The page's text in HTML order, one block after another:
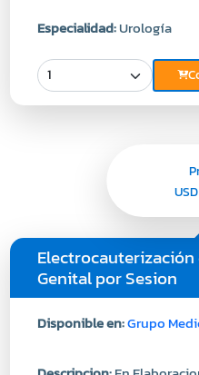
Especialidad:Urología
Genital por Sesion
Disponible en:Grupo
USD